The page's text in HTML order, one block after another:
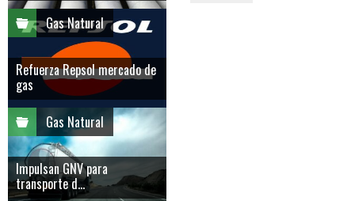
Gas Natural
Refuerza Repsol mercado de
gas
Gas Natural
Impulsan GNV para
transporte d...